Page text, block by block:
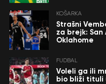
KOŠARKA
Strašni
za brejk:
Oklahome
FUDBAL
Voleli ga ili
bio bliži tituli